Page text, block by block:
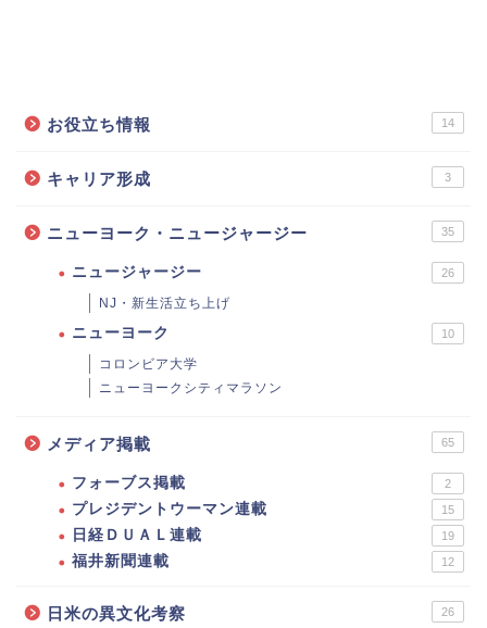
お役立ち情報 14
キャリア形成 3
ニューヨーク・ニュージャージー 35
ニュージャージー 26
NJ・新生活立ち上げ
ニューヨーク 10
コロンビア大学
ニューヨークシティマラソン
メディア掲載 65
フォーブス掲載 2
プレジデントウーマン連載 15
日経ＤＵＡＬ連載 19
福井新聞連載 12
日米の異文化考察 26